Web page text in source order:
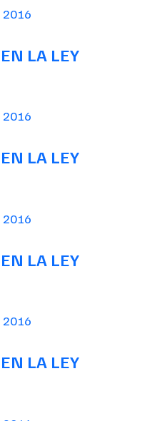
LA LEY
LA LEY
LA LEY
LA LEY